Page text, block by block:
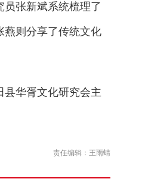
张新斌系统梳理了
燕则分享了传统文化
华胥文化研究会主
责任编辑：王雨蜻